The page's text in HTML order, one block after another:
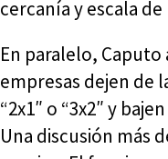
cercanía y escala
En paralelo, Caputo
empresas dejen de
“2x1″ o “3x2″ y
Una discusión más